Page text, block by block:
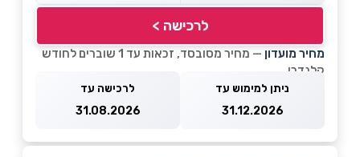
לרכישה >
מחיר מועדון
— מחיר מסובסד, זכאות עד 1 שוברים לחודש
קלנדרי
ניתן למימוש עד
31.12.2026
לרכישה עד
31.08.2026